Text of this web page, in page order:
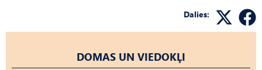
Dalies:
DOMAS UN VIEDOKĻI